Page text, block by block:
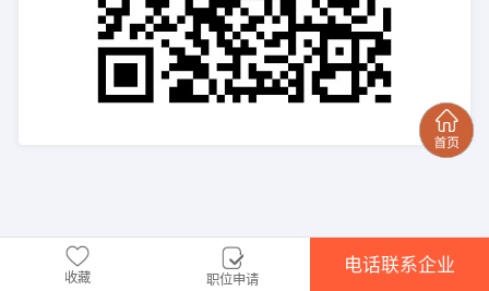
收藏 职位申请
电话联系企业